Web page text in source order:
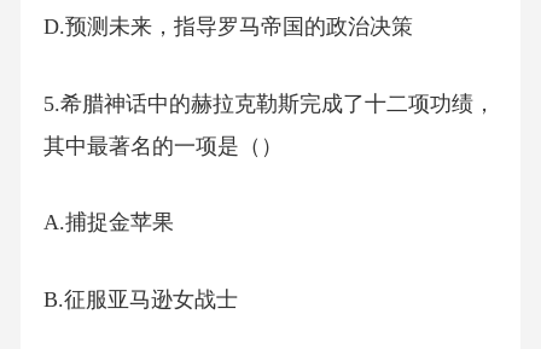
D.预测未来，指导罗马帝国的政治决策
5.希腊神话中的赫拉克勒斯完成了十二项功绩，
其中最著名的一项是（）
A.捕捉金苹果
B.征服亚马逊女战士